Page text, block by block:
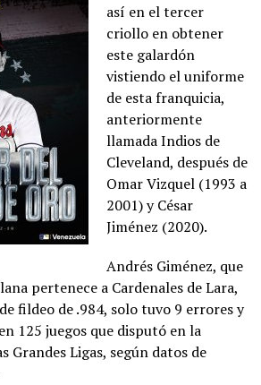
así en el tercer
criollo en obtener
este galardón
vistiendo el uniforme
de esta franquicia,
anteriormente
llamada Indios de
Cleveland, después de
Omar Vizquel (1993 a
2001) y César
Jiménez (2020).
Andrés Giménez, que
pertenece a Cardenales de Lara,
fildeo de .984, solo tuvo 9 errores y
125 juegos que disputó en la
Grandes Ligas, según datos de